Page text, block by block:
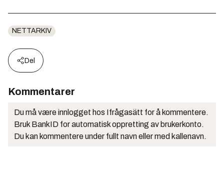
NETTARKIV
Del
Kommentarer
Du må være innlogget hos Ifrågasätt for å kommentere.
Bruk BankID for automatisk oppretting av brukerkonto.
Du kan kommentere under fullt navn eller med kallenavn.